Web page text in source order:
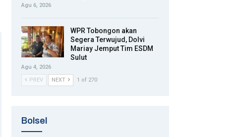
Agu 6, 2026
WPR Tobongon akan
Segera Terwujud, Dolvi
Mariay Jemput Tim ESDM
Sulut
Agu 4, 2026
PREV
NEXT 1 of 270
Bolsel